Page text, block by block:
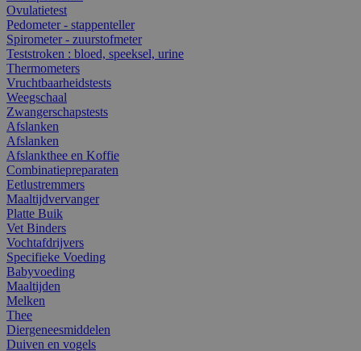
Ovulatietest
Pedometer - stappenteller
Spirometer - zuurstofmeter
Teststroken : bloed, speeksel, urine
Thermometers
Vruchtbaarheidstests
Weegschaal
Zwangerschapstests
Afslanken
Afslanken
Afslankthee en Koffie
Combinatiepreparaten
Eetlustremmers
Maaltijdvervanger
Platte Buik
Vet Binders
Vochtafdrijvers
Specifieke Voeding
Babyvoeding
Maaltijden
Melken
Thee
Diergeneesmiddelen
Duiven en vogels